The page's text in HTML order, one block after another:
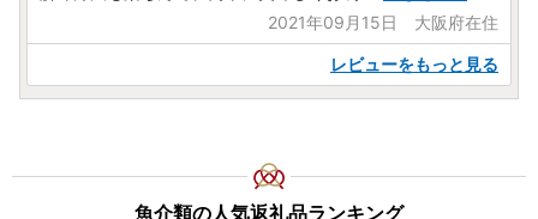
2021年09月15日 大阪府在住
レビューをもっと見る
魚介類の人気返礼品ランキング